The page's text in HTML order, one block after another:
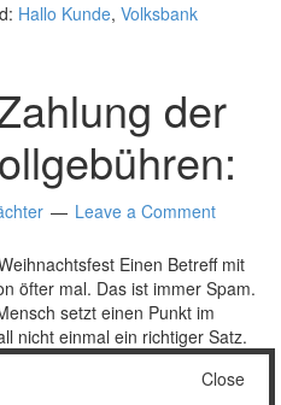
Hallo Kunde, Volksbank
der
Leave a Comment
Einen Betreff mit
öfter mal. Das ist immer Spam.
setzt einen Punkt im
nicht einmal ein richtiger Satz.
halt nicht so gut, und
Close